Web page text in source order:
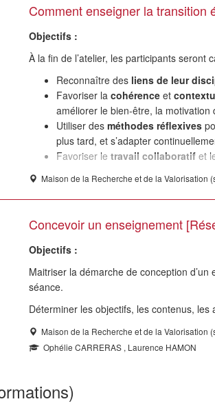
Comment enseigner la transition
Objectifs :
À la fin de l’atelier, les participants seront
Reconnaître des liens de leur
Favoriser la cohérence et
améliorer le bien-être, la motivation
Utiliser des méthodes réflexives
plus tard, et s’adapter
Favoriser le travail collaboratifet
Maison de la Recherche et de la Valorisation
Concevoir un enseignement
Objectifs :
Maitriser la démarche de conception d’un
séance.
Déterminer les objectifs, les contenus, les
Maison de la Recherche et de la Valorisation
Ophélie CARRERAS , Laurence HAMON